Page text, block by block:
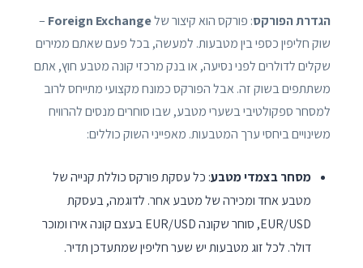
הגדרת הפורקס: פורקס הוא קיצור שלForeign Exchange
–
שוק חליפין כספי בין מטבעות. למעשה, בכל פעם שאתם ממירים
שקלים לדולרים לפני נסיעה, או בנק מרכזי קונה מטבע חוץ, אתם
משתתפים בשוק זה. אבל הפורקס כמונח מקצועי מתייחס לרוב
למסחר ספקולטיבי בשערי מטבע, שבו סוחרים מנסים להרוויח
משינויים ביחסי ערך המטבעות. מאפייני השוק כוללים:
מסחר בצמדי מטבע: כל עסקת פורקס כוללת קנייה של
מטבע אחד ומכירה של מטבע אחר. לדוגמה, בעסקת
EUR/USD, סוחר שקונה EUR/USD בעצם קונה אירו ומוכר
דולר. לכל זוג מטבעות יש שער חליפין שמתעדכן תדיר.